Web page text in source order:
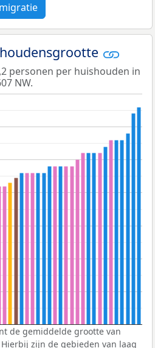
personen per huishouden in
NW.
de gemiddelde grootte van
zijn de gebieden van laag